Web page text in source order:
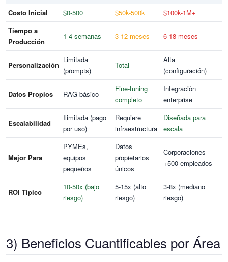
Costo Inicial $0-500 $50k-500k
$100k-1M+
Tiempo a
Producción
1-4 semanas 3-12 meses 6-18 meses
Personalización
Limitada
(prompts)
Total
Alta
(configuración)
Datos Propios RAG básico
Fine-tuning
completo
Integración
enterprise
Escalabilidad
Ilimitada (pago
por uso)
Requiere
infraestructura
Diseñada para
escala
Mejor Para
PYMEs,
equipos
pequeños
Datos
propietarios
únicos
Corporaciones
+500 empleados
ROI Típico
10-50x (bajo
riesgo)
5-15x (alto
riesgo)
3-8x (mediano
riesgo)
3) Beneficios Cuantificables por Área